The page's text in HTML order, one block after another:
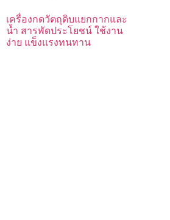
เครื่องกดวัตถุดิบแยกกากและ
น้ำ สารพัดประโยชน์ ใช้งาน
ง่าย แข็งแรงทนทาน